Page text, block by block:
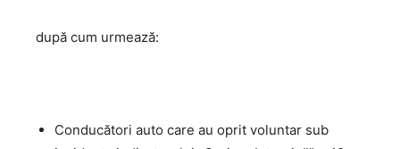
după cum urmează:
Conducători auto care au oprit voluntar sub